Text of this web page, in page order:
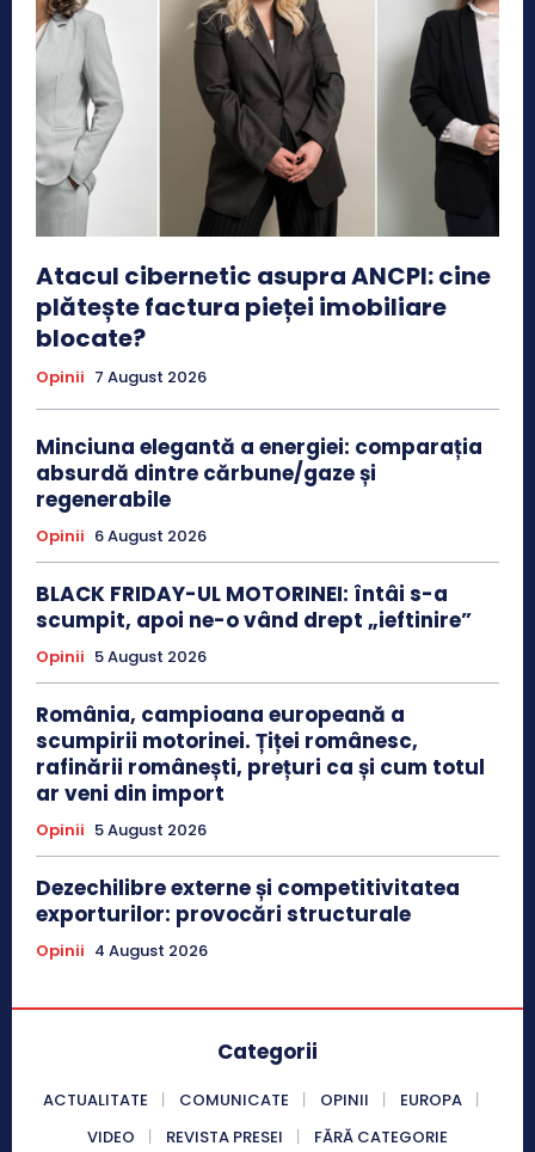
Atacul cibernetic asupra ANCPI: cine
plătește factura pieței imobiliare
blocate?
Opinii 7 August 2026
Minciuna elegantă a energiei: comparația
absurdă dintre cărbune/gaze și
regenerabile
Opinii 6 August 2026
BLACK FRIDAY-UL MOTORINEI: întâi s-a
scumpit, apoi ne-o vând drept „ieftinire”
Opinii 5 August 2026
România, campioana europeană a
scumpirii motorinei. Țiței românesc,
rafinării românești, prețuri ca și cum totul
ar veni din import
Opinii 5 August 2026
Dezechilibre externe și competitivitatea
exporturilor: provocări structurale
Opinii 4 August 2026
Categorii
ACTUALITATE COMUNICATE OPINII
EUROPA
VIDEO
REVISTA PRESEI FĂRĂ CATEGORIE